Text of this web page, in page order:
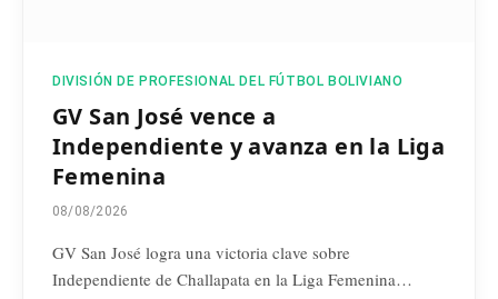
DIVISIÓN DE PROFESIONAL DEL FÚTBOL BOLIVIANO
GV San José vence a
Independiente y avanza en la Liga
Femenina
08/08/2026
GV San José logra una victoria clave sobre
Independiente de Challapata en la Liga Femenina…